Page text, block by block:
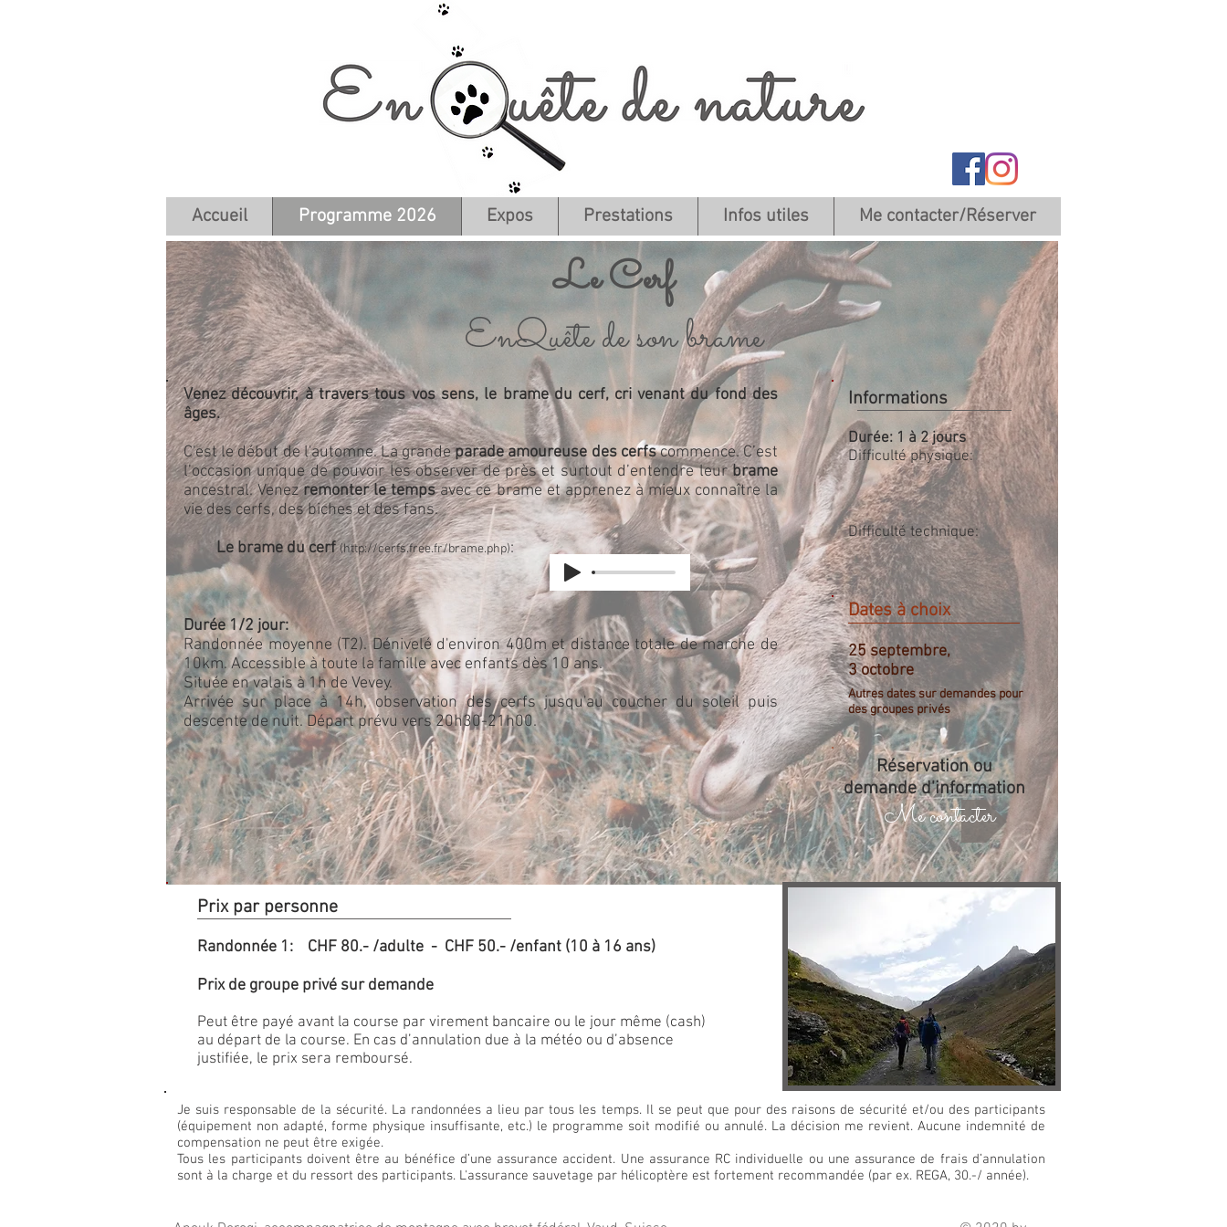
Accueil Programme 2026 Expos Prestations Infos utiles Me contacter/Réserver
Le Cerf
EnQuête de son brame
Venez découvrir, à travers tous vos sens, le brame du cerf, cri venant du fond des
âges.
C'est le début de l'automne. La grandeparade amoureuse des cerfscommence. C’est
l’occasion unique de pouvoir les observer de près et surtout d’entendre leurbrame
ancestral. Venezremonter le tempsavec ce brame et apprenez à mieux connaître la
vie des cerfs, des biches et des fans.
Le brame du cerf(http://cerfs.free.fr/brame.php):
Durée 1/2 jour:
Randonnée moyenne (T2). Dénivelé d'environ 400m et distance totale de marche de
10km.Accessible à toute la famille avec enfants dès 10 ans.
Située en valais à 1h de Vevey.
Arrivée sur place à 14h, observation des cerfs jusqu'au coucher du soleil puis
descente de nuit. Départ prévu vers 20h30-21h00.
Informations
Durée: 1 à2 jours
Difficulté physique:
Difficulté technique:
Dates à choix
25 septembre,
3 octobre
Autres dates sur demandes pour
des groupes privés
Réservation ou
demande d'information
Me contacter
Prix par personne
Randonnée 1: CHF 80.- /adulte - CHF 50.- /enfant (10 à 16 ans)
Prix de groupe privé sur demande
Peut être payé avant la course par virement bancaire ou le jour même (cash)
au départ de la course. En cas d’annulation due à la météo ou d’absence
justifiée, le prix sera remboursé.
Je suis responsable de la sécurité. La randonnées a lieu par tous les temps. Il se peut que pour des raisons de sécurité et/ou des participants
(équipement non adapté, forme physique insuffisante, etc.) le programme soit modifié ou annulé. La décision me revient. Aucune indemnité de
compensation ne peut être exigée.
Tous les participants doivent être au bénéfice d’une assurance accident. Une assurance RC individuelle ou une assurance de frais d’annulation
sont à la charge et du ressort des participants. L'assurance sauvetage par hélicoptère est fortement recommandée (par ex. REGA, 30.-/ année).